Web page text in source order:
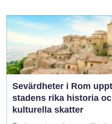
Sevärdheter i Rom upptäck
stadens rika historia
kulturella skatter